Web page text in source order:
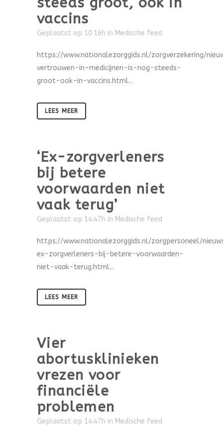
vaccins
Geplaatst op 10:16h in Medische feed
https://www.nationalezorggids.nl/zorgverzekering/
vertrouwen-in-medicijnen-is-nog-steeds-
groot-ook-in-vaccins.html...
LEES MEER
‘Ex-zorgverleners
bij betere
voorwaarden niet
vaak terug’
Geplaatst op 14:47h in Medische feed
https://www.nationalezorggids.nl/zorgpersoneel/
ex-zorgverleners-bij-betere-voorwaarden-
niet-vaak-terug.html...
LEES MEER
Vier
abortusklinieken
vrezen voor
financiële
problemen
Geplaatst op 14:47h in Medische feed